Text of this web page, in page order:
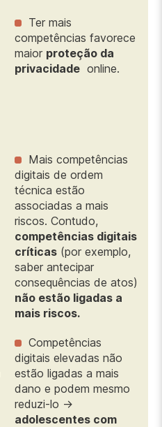
Ter mais
competências favorece
maior proteção da
privacidade online.
Mais competências
digitais de ordem
técnica estão
associadas a mais
riscos. Contudo,
competências digitais
críticas (por exemplo,
saber antecipar
consequências de atos)
não estão ligadas a
mais riscos.
Competências
digitais elevadas não
estão ligadas a mais
dano e podem mesmo
reduzi-lo ->
adolescentes com